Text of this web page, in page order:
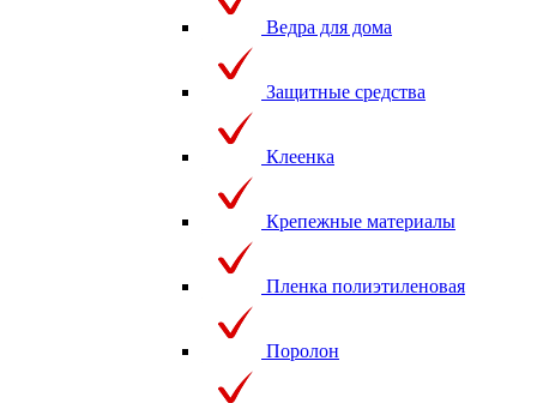
Ведра для дома
Защитные средства
Клеенка
Крепежные материалы
Пленка полиэтиленовая
Поролон